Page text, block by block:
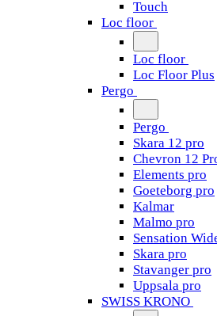
Touch
Loc floor
Loc floor
Loc Floor Plus
Pergo
Pergo
Skara 12 pro
Chevron 12
Elements pro
Goeteborg pro
Kalmar
Malmo pro
Sensation
Skara pro
Stavanger pro
Uppsala pro
SWISS KRONO